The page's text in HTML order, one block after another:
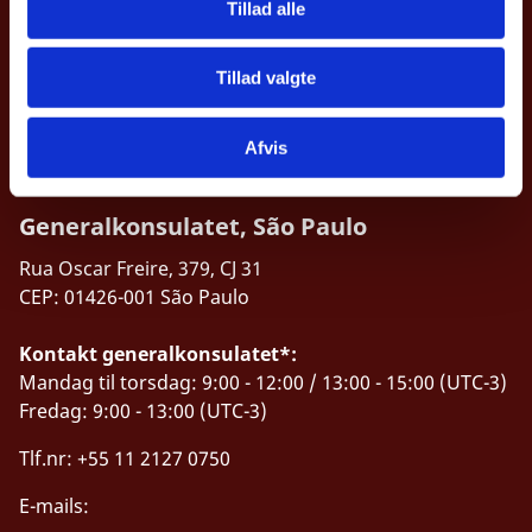
Tillad alle
Tillad valgte
Afvis
Tlf.nr: +55 (11) 3230-2207
http://brasilien.um.dk
Generalkonsulatet, São Paulo
Rua Oscar Freire, 379, CJ 31
CEP: 01426-001 São Paulo
Kontakt generalkonsulatet*:
Mandag til torsdag: 9:00 - 12:00 / 13:00 - 15:00 (UTC-3)
Fredag: 9:00 - 13:00 (UTC-3)
Tlf.nr: +55 11 2127 0750
E-mails: